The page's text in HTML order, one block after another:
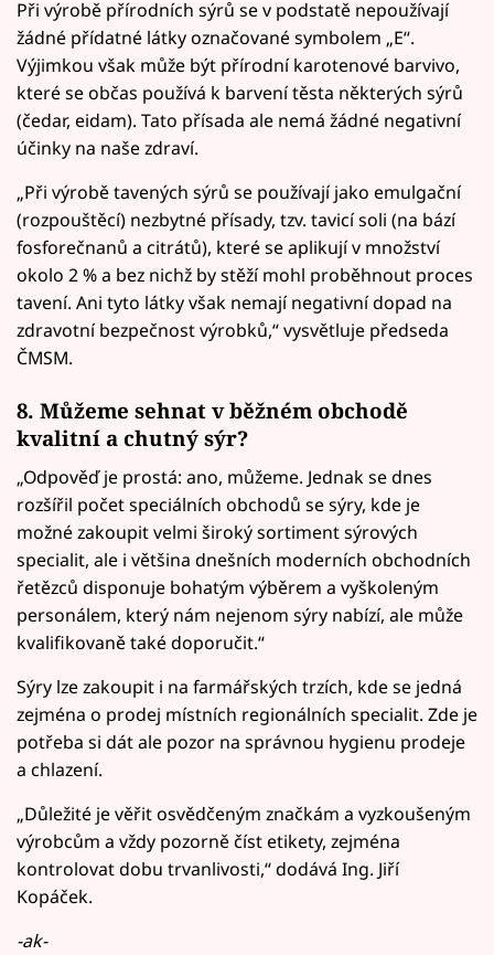
Při výrobě přírodních sýrů se v podstatě nepoužívají
žádné přídatné látky označované symbolem „E“.
Výjimkou však může být přírodní karotenové barvivo,
které se občas používá k barvení těsta některých sýrů
(čedar, eidam). Tato přísada ale nemá žádné negativní
účinky na naše zdraví.
„Při výrobě tavených sýrů se používají jako emulgační
(rozpouštěcí) nezbytné přísady, tzv. tavicí soli (na bází
fosforečnanů a citrátů), které se aplikují v množství
okolo 2 % a bez nichž by stěží mohl proběhnout proces
tavení. Ani tyto látky však nemají negativní dopad na
zdravotní bezpečnost výrobků,“ vysvětluje předseda
ČMSM.
8. Můžeme sehnat v běžném obchodě
kvalitní a chutný sýr?
„Odpověď je prostá: ano, můžeme. Jednak se dnes
rozšířil počet speciálních obchodů se sýry, kde je
možné zakoupit velmi široký sortiment sýrových
specialit, ale i většina dnešních moderních obchodních
řetězců disponuje bohatým výběrem a vyškoleným
personálem, který nám nejenom sýry nabízí, ale může
kvalifikovaně také doporučit.“
Sýry lze zakoupit i na farmářských trzích, kde se jedná
zejména o prodej místních regionálních specialit. Zde je
potřeba si dát ale pozor na správnou hygienu prodeje
a chlazení.
„Důležité je věřit osvědčeným značkám a vyzkoušeným
výrobcům a vždy pozorně číst etikety, zejména
kontrolovat dobu trvanlivosti,“ dodává Ing. Jiří
Kopáček.
-ak-